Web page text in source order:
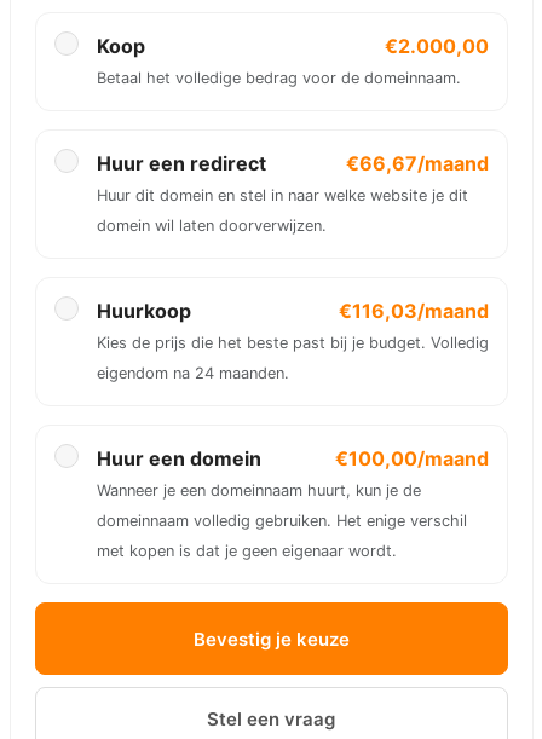
Koop €2.000,00
Betaal het volledige bedrag voor de domeinnaam.
Huur een redirect €66,67/maand
Huur dit domein en stel in naar welke website je dit
domein wil laten doorverwijzen.
Huurkoop €116,03/maand
Kies de prijs die het beste past bij je budget. Volledig
eigendom na 24 maanden.
Huur een domein €100,00/maand
Wanneer je een domeinnaam huurt, kun je de
domeinnaam volledig gebruiken. Het enige verschil
met kopen is dat je geen eigenaar wordt.
Bevestig je keuze
Stel een vraag